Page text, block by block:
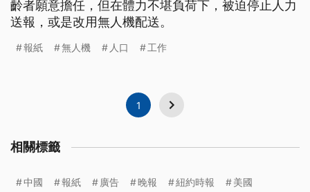
齡者願意擔任，但在體力不堪負荷下，被迫停止人力
送報，或是改用無人機配送。
報紙 無人機 人口 工作
1
相關標籤
中國 報紙 廣告 晚報 紐約時報
美國